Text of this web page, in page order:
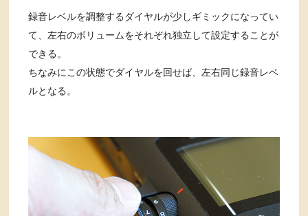
録音レベルを調整するダイヤルが少しギミックになってい
て、左右のボリュームをそれぞれ独立して設定することが
できる。
ちなみにこの状態でダイヤルを回せば、左右同じ録音レベ
ルとなる。